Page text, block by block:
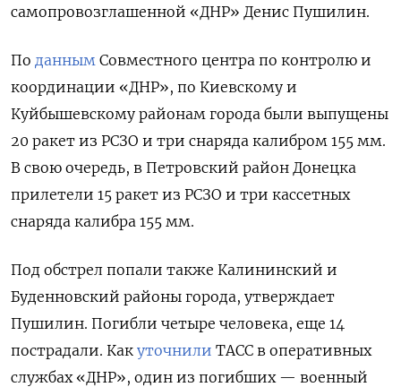
самопровозглашенной «ДНР» Денис Пушилин.
По данным Совместного центра по контролю и
координации «ДНР», по Киевскому и
Куйбышевскому районам города были выпущены
20 ракет из РСЗО и три снаряда калибром 155 мм.
В свою очередь, в Петровский район Донецка
прилетели 15 ракет из РСЗО и три кассетных
снаряда калибра 155 мм.
Под обстрел попали также Калининский и
Буденновский районы города, утверждает
Пушилин. Погибли четыре человека, еще 14
пострадали. Как уточнили ТАСС в оперативных
службах «ДНР», один из погибших — военный